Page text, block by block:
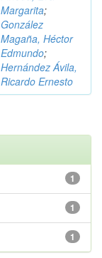
Margarita;
González
Magaña, Héctor
Edmundo;
Hernández Ávila,
Ricardo Ernesto
1
1
1